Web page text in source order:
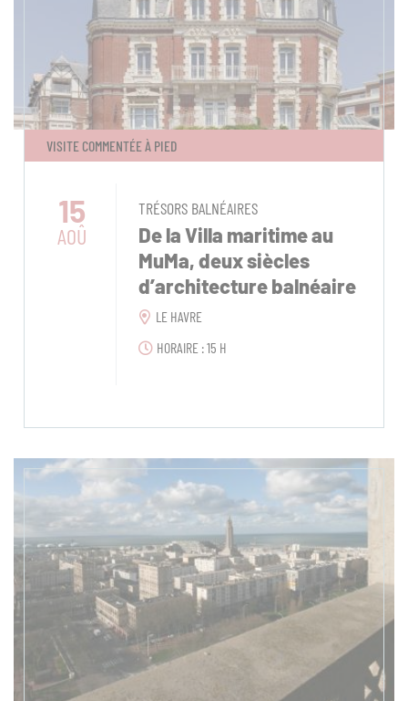
VISITE COMMENTÉE À PIED
15
AOÛ
TRÉSORS BALNÉAIRES
De la Villa maritime au
MuMa, deux siècles
d’architecture balnéaire
LE HAVRE
HORAIRE : 15 H